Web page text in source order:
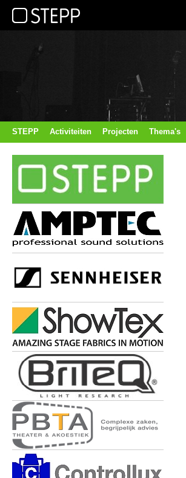
STEPP Activiteiten Projecten Thema's